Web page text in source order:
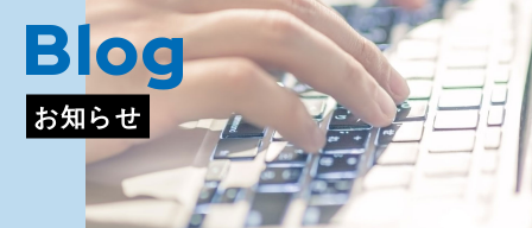
Blog
お知らせ